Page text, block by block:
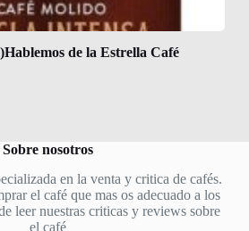
de la Estrella Café
Sobre nosotros
en la venta y critica de cafés.
el café que mas os adecuado a los
leer nuestras criticas y reviews sobre
el café